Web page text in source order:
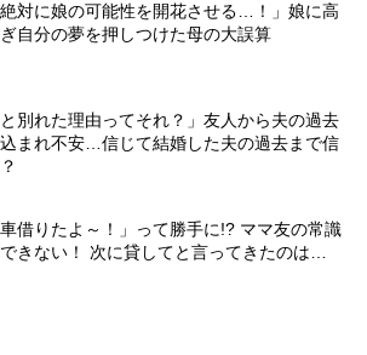
絶対に娘の可能性を開花させる…！」娘に高
自分の夢を押しつけた母の大誤算
と別れた理由ってそれ？」友人から夫の過去
まれ不安…信じて結婚した夫の過去まで信
車借りたよ～！」って勝手に!? ママ友の常識
きない！ 次に貸してと言ってきたのは…